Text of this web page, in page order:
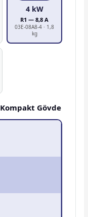
4 kW
R1 — 8,8 A
03E-08A8-4 · 1,8
kg
Gövde